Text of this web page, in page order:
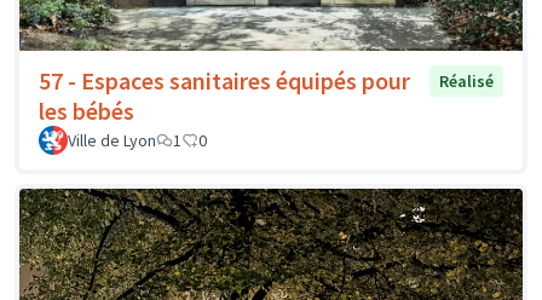
57 - Espaces sanitaires équipés pour
les bébés
Réalisé
Ville de Lyon 1 0